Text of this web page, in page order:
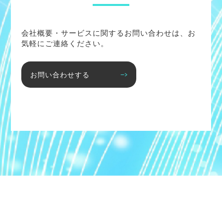
会社概要・サービスに関するお問い合わせは、お
気軽にご連絡ください。
お問い合わせする